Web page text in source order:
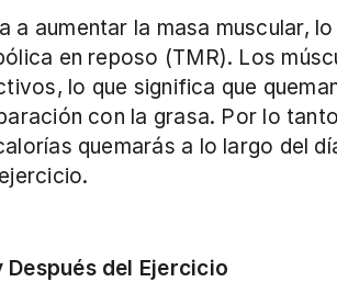
a aumentar la masa muscular,
en reposo (TMR). Los
lo que significa que
con la grasa. Por lo
quemarás a lo largo del
del Ejercicio